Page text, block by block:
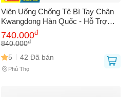
Viên Uống Chống Tê Bì Tay Chân
Kwangdong Hàn Quốc - Hỗ Trợ
Tuần Hoàn - Hộp 120 Viên Chất
Lượng Cao
740.000đ
840.000đ
5 42 Đã bán
Phú Thọ